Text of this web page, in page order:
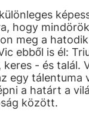
hogy
meg a
ebből is él:
keres - és talál.
egy tálentuma
a határt a
között.